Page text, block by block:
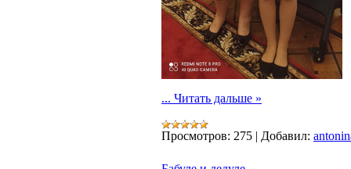
... Читать дальше »
Просмотров: 275 | Добавил: